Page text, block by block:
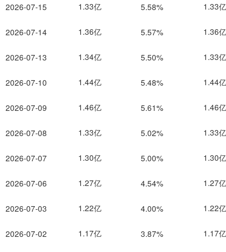
2026-07-15
2026-07-14
2026-07-13
2026-07-10
2026-07-09
2026-07-08
2026-07-07
2026-07-06
2026-07-03
2026-07-02
1.33亿 5.58% 1.33亿
1.36亿 5.57% 1.36亿
1.34亿 5.50% 1.33亿
1.44亿 5.48% 1.44亿
1.46亿 5.61% 1.46亿
1.33亿 5.02% 1.33亿
1.30亿 5.00% 1.30亿
1.27亿 4.54% 1.27亿
1.22亿 4.00% 1.22亿
1.17亿 3.87% 1.17亿